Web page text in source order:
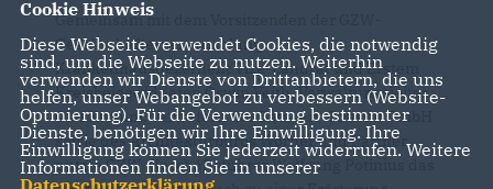
Gemeinsam mit dem Vorsitzenden der GZW-
Gesellschafterversammlung,
Krankenhausdezernent Vize-Landrat und Erstem
Kreisbeigeordneten Oswin Veith, Verwaltungsleiter
Olaf Kromm, Vertretern der Bauwert-Consult GmbH
sowie des Architekturbüros Wörner und Partner
nutzte GZW-Geschäftsführer Wolfgang Potinius das
Cookie Hinweis
Diese Webseite verwendet Cookies, die notwendig
sind, um die Webseite zu nutzen. Weiterhin
verwenden wir Dienste von Drittanbietern, die uns
helfen, unser Webangebot zu verbessern (Website-
Optmierung). Für die Verwendung bestimmter
Dienste, benötigen wir Ihre Einwilligung. Ihre
Einwilligung können Sie jederzeit widerrufen. Weitere
Informationen finden Sie in unserer